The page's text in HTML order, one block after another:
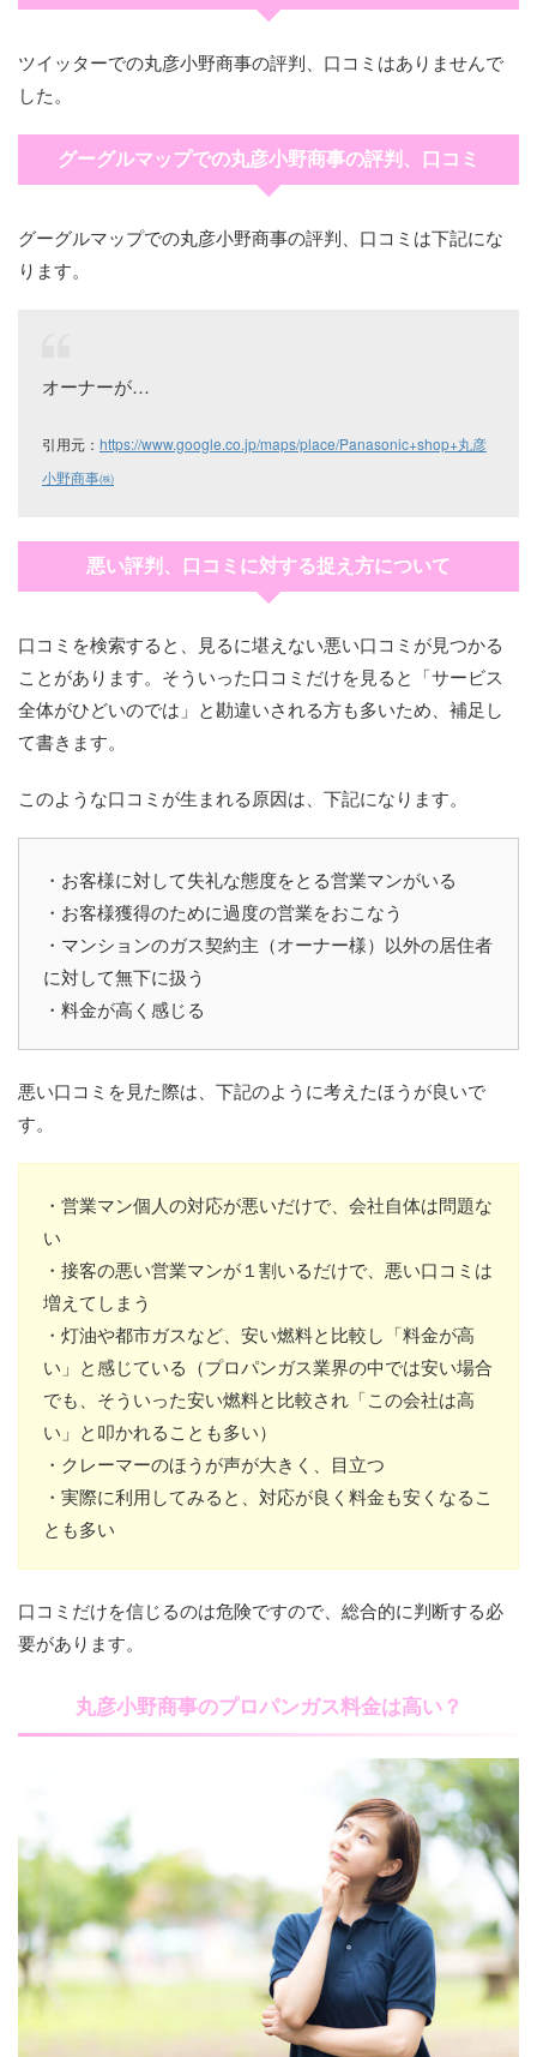
ツイッターでの丸彦小野商事の評判、口コミはありませんで
した。
グーグルマップでの丸彦小野商事の評判、口コミ
グーグルマップでの丸彦小野商事の評判、口コミは下記にな
ります。
オーナーが…
引用元： https://www.google.co.jp/maps/place/Panasonic+shop+丸彦
小野商事㈱
悪い評判、口コミに対する捉え方について
口コミを検索すると、見るに堪えない悪い口コミが見つかる
ことがあります。そういった口コミだけを見ると「サービス
全体がひどいのでは」と勘違いされる方も多いため、補足し
て書きます。
このような口コミが生まれる原因は、下記になります。
・お客様に対して失礼な態度をとる営業マンがいる
・お客様獲得のために過度の営業をおこなう
・マンションのガス契約主（オーナー様）以外の居住者
に対して無下に扱う
・料金が高く感じる
悪い口コミを見た際は、下記のように考えたほうが良いで
す。
・営業マン個人の対応が悪いだけで、会社自体は問題な
い
・接客の悪い営業マンが１割いるだけで、悪い口コミは
増えてしまう
・灯油や都市ガスなど、安い燃料と比較し「料金が高
い」と感じている（プロパンガス業界の中では安い場合
でも、そういった安い燃料と比較され「この会社は高
い」と叩かれることも多い）
・クレーマーのほうが声が大きく、目立つ
・実際に利用してみると、対応が良く料金も安くなるこ
とも多い
口コミだけを信じるのは危険ですので、総合的に判断する必
要があります。
丸彦小野商事のプロパンガス料金は高い？